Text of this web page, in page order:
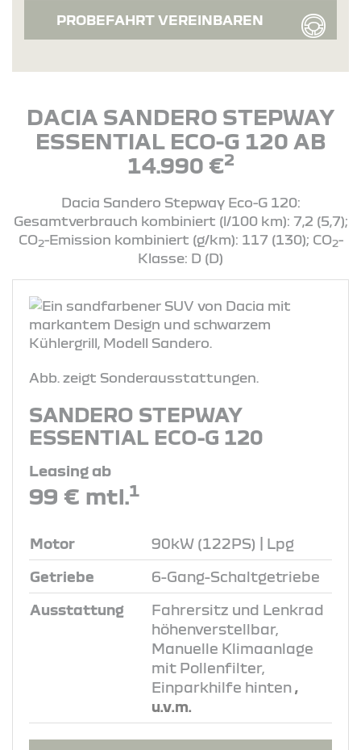
PROBEFAHRT VEREINBAREN
DACIA SANDERO STEPWAY
ESSENTIAL ECO-G 120 AB
14.990 €2
Dacia Sandero Stepway Eco-G 120:
Gesamtverbrauch kombiniert (l/100 km): 7,2 (5,7);
CO2-Emission kombiniert (g/km): 117 (130); CO2-
Klasse: D (D)
Abb. zeigt Sonderausstattungen.
SANDERO STEPWAY
ESSENTIAL ECO-G 120
Leasing ab
99 € mtl.1
Motor 90kW (122PS) | Lpg
Getriebe 6-Gang-Schaltgetriebe
Ausstattung
Fahrersitz und Lenkrad
höhenverstellbar,
Manuelle Klimaanlage
mit Pollenfilter,
Einparkhilfe hinten ,
u.v.m.